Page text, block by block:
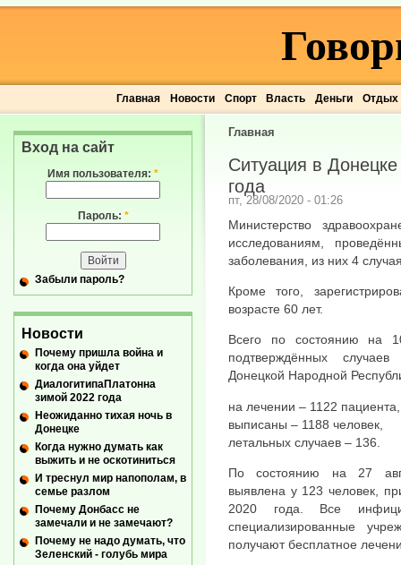
Главная Новости Спорт Власть Деньги Отдых
Главная
Ситуация в Донецке
года
пт, 28/08/2020 - 01:26
Министерство
исследованиям,
заболевания, из них 4
Кроме того,
возрасте 60 лет.
Всего по состоянию на
подтверждённых
Донецкой Народной
на лечении – 1122 пациента,
выписаны – 1188 человек,
летальных случаев – 136.
По состоянию на 27
выявлена у 123 человек,
2020 года. Все
специализированные
получают бесплатное
Вход на сайт
Имя пользователя: *
Пароль: *
Забыли пароль?
Новости
Почему пришла война и
когда она уйдет
ДиалогитипаПлатонна
зимой 2022 года
Неожиданно тихая ночь в
Донецке
Когда нужно думать как
выжить и не оскотиниться
И треснул мир напополам, в
семье разлом
Почему Донбасс не
замечали и не замечают?
Почему не надо думать, что
Зеленский - голубь мира